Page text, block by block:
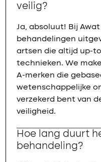
veilig?
Ja, absoluut! Bij
behandelingen
artsen die altijd up-
technieken. We
A-merken die
wetenschappelijke
verzekerd bent van
veiligheid.
Hoe lang duurt
behandeling?